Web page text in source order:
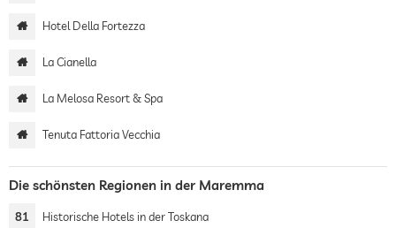
Hotel Della Fortezza
La Cianella
La Melosa Resort & Spa
Tenuta Fattoria Vecchia
Die schönsten Regionen in der Maremma
81 Historische Hotels in der Toskana